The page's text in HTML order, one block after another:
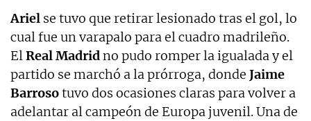
Ariel se tuvo que retirar lesionado tras el gol, lo
cual fue un varapalo para el cuadro madrileño.
ElReal Madridno pudo romper la igualada y el
partido se marchó a la prórroga, donde Jaime
Barrosotuvo dos ocasiones claras para volver a
adelantar al campeón de Europa juvenil. Una de